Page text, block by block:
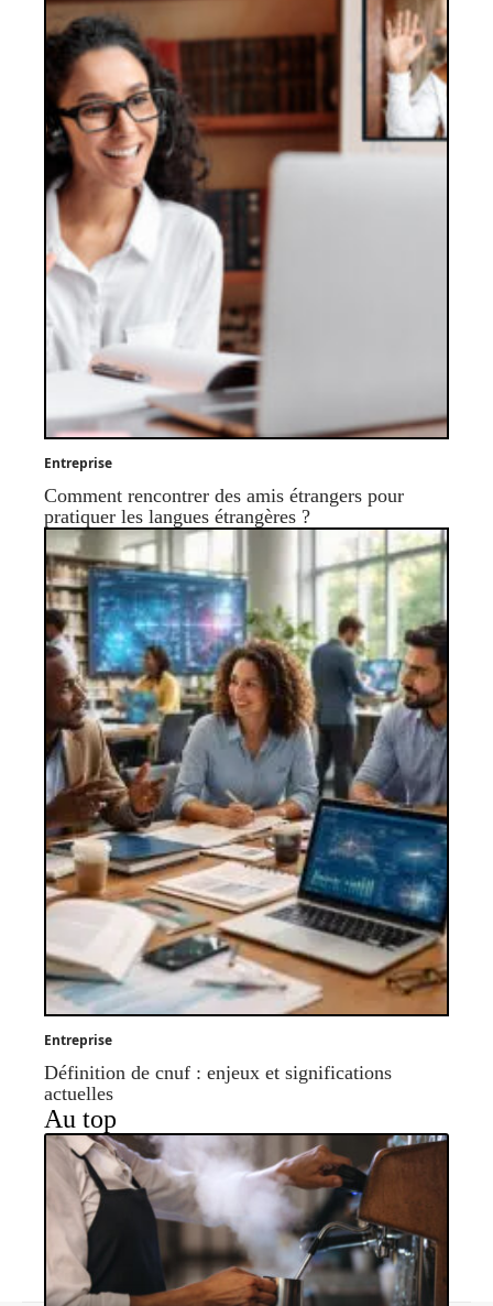
Entreprise
Comment rencontrer des amis étrangers pour
pratiquer les langues étrangères ?
Entreprise
Définition de cnuf : enjeux et significations
actuelles
Au top